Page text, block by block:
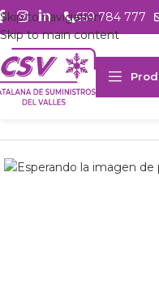
Skip to navigation
Skip to main content
659 784 777
Inicio Productos